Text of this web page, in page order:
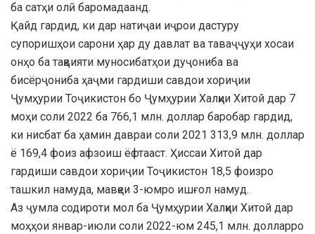
ба сатҳи олӣ баромадаанд.
Қайд гардид, ки дар натиҷаи иҷрои дастуру
супоришҳои сарони ҳар ду давлат ва таваҷҷуҳи хосаи
онҳо ба тақвияти муносибатҳои дуҷониба ва
бисёрҷониба ҳаҷми гардиши савдои хориҷии
Ҷумҳурии Тоҷикистон бо Ҷумҳурии Халқии Хитой дар 7
моҳи соли 2022 ба 766,1 млн. доллар баробар гардид,
ки нисбат ба ҳамин давраи соли 2021 313,9 млн. доллар
ё 169,4 фоиз афзоиш ёфтааст. Ҳиссаи Хитой дар
гардиши савдои хориҷии Тоҷикистон 18,5 фоизро
ташкил намуда, мавқеи 3-юмро ишғол намуд.
Аз ҷумла содироти мол ба Ҷумҳурии Халқии Хитой дар
моҳҳои январ-июли соли 2022-юм 245,1 млн. долларро